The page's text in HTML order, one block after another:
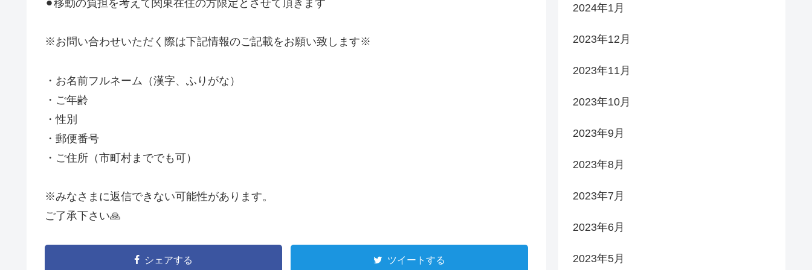
⚫︎移動の負担を考えて関東在住の方限定とさせて頂きます
※お問い合わせいただく際は下記情報のご記載をお願い致します※
・お名前フルネーム（漢字、ふりがな）
・ご年齢
・性別
・郵便番号
・ご住所（市町村まででも可）
※みなさまに返信できない可能性があります。
ご了承下さい🙏
シェアする ツイートする
2024年1月
2023年12月
2023年11月
2023年10月
2023年9月
2023年8月
2023年7月
2023年6月
2023年5月